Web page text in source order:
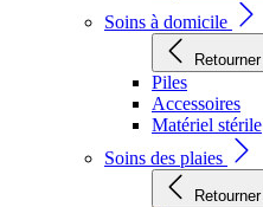
Soins à domicile
Retourner
Piles
Accessoires
Matériel stérile
Soins des plaies
Retourner